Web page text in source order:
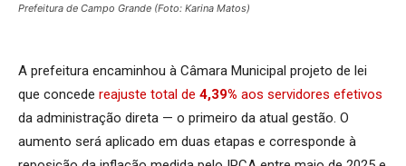
Prefeitura de Campo Grande (Foto: Karina Matos)
A prefeitura encaminhou à Câmara Municipal projeto de lei
que concede reajuste total de 4,39% aos servidores efetivos
da administração direta — o primeiro da atual gestão. O
aumento será aplicado em duas etapas e corresponde à